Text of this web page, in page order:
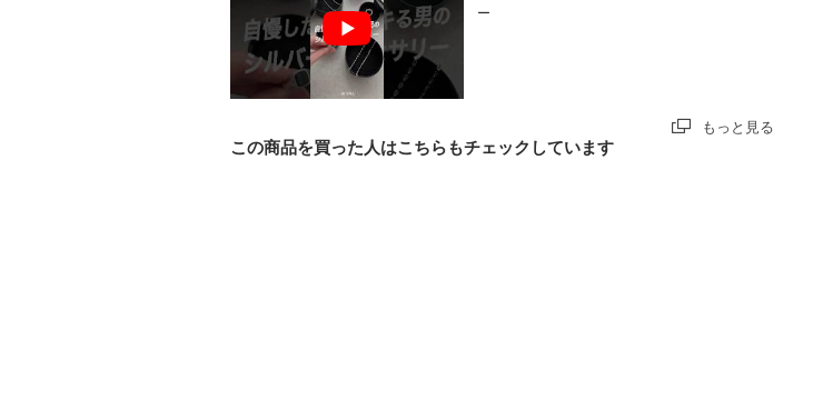
ー
もっと見る
この商品を買った人はこちらもチェックしています